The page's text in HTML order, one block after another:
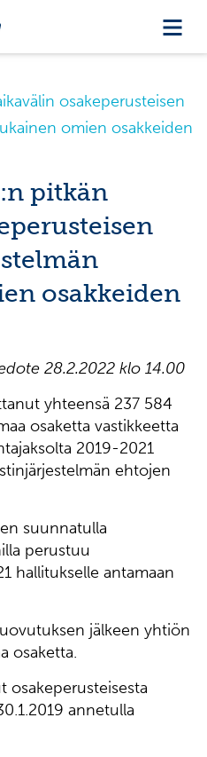
osakeperusteisen
omien osakkeiden
pitkän
osakkeiden
28.2.2022 klo 14.00
yhteensä 237 584
osaketta vastikkeetta
2019-2021
ehtojen
suunnatulla
perustuu
hallitukselle antamaan
jälkeen yhtiön
osaketta.
annetulla